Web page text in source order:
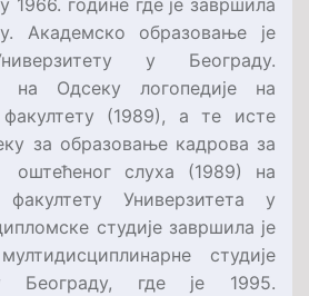
Академско образовање је
у Београду.
на Одсеку логопедије на
(1989), а те исте
за образовање кадрова за
слуха (1989) на
Универзитета у
студије завршила је
студије
Београду, где је 1995.